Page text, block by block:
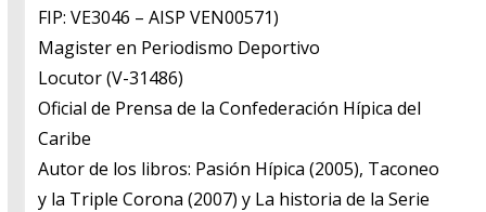
FIP: VE3046 – AISP VEN00571)
​Magister en Periodismo Deportivo
​Locutor (V-31486)
​Oficial de Prensa de la Confederación Hípica del
Caribe
​Autor de los libros: Pasión Hípica (2005), Taconeo
y la Triple Corona (2007) y La historia de la Serie